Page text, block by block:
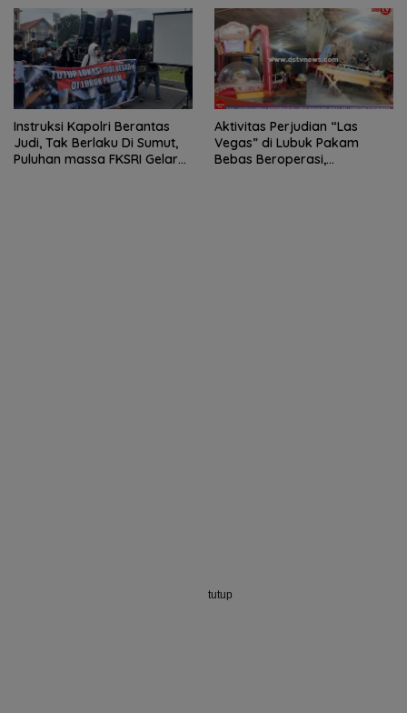
Instruksi Kapolri Berantas
Judi, Tak Berlaku Di Sumut,
Puluhan massa FKSRI Gelar
Aktivitas Perjudian “Las
Vegas” di Lubuk Pakam
Bebas Beroperasi,
tutup